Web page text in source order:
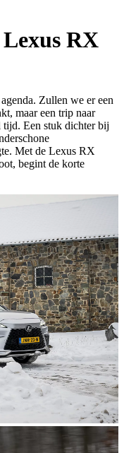
RX
Zullen we er een
maar een trip naar
tijd. Een stuk dichter bij
Met de Lexus RX
begint de korte